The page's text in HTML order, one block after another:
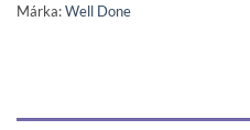
Márka:Well Done